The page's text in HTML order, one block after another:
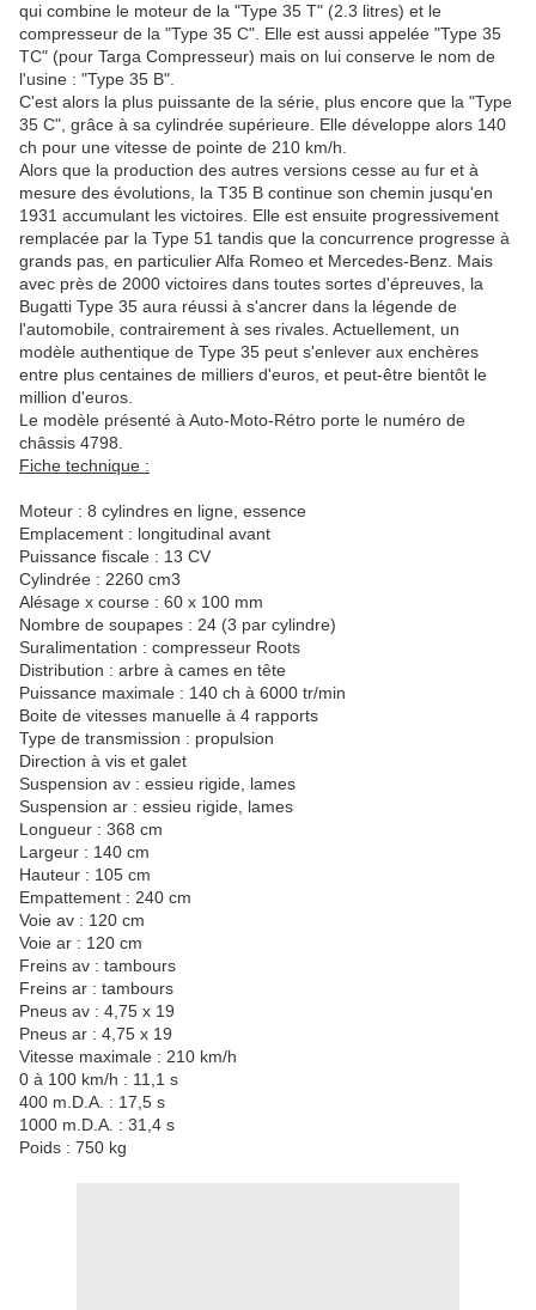
qui combine le moteur de la "Type 35 T" (2.3 litres) et le
compresseur de la "Type 35 C". Elle est aussi appelée "Type 35
TC" (pour Targa Compresseur) mais on lui conserve le nom de
l'usine : "Type 35 B".
C'est alors la plus puissante de la série, plus encore que la "Type
35 C", grâce à sa cylindrée supérieure. Elle développe alors 140
ch pour une vitesse de pointe de 210 km/h.
Alors que la production des autres versions cesse au fur et à
mesure des évolutions, la T35 B continue son chemin jusqu'en
1931 accumulant les victoires. Elle est ensuite progressivement
remplacée par la Type 51 tandis que la concurrence progresse à
grands pas, en particulier Alfa Romeo et Mercedes-Benz. Mais
avec près de 2000 victoires dans toutes sortes d'épreuves, la
Bugatti Type 35 aura réussi à s'ancrer dans la légende de
l'automobile, contrairement à ses rivales. Actuellement, un
modèle authentique de Type 35 peut s'enlever aux enchères
entre plus centaines de milliers d'euros, et peut-être bientôt le
million d'euros.
Le modèle présenté à Auto-Moto-Rétro porte le numéro de
châssis 4798.
Fiche technique :
Moteur : 8 cylindres en ligne, essence
Emplacement : longitudinal avant
Puissance fiscale : 13 CV
Cylindrée : 2260 cm3
Alésage x course : 60 x 100 mm
Nombre de soupapes : 24 (3 par cylindre)
Suralimentation : compresseur Roots
Distribution : arbre à cames en tête
Puissance maximale : 140 ch à 6000 tr/min
Boite de vitesses manuelle à 4 rapports
Type de transmission : propulsion
Direction à vis et galet
Suspension av : essieu rigide, lames
Suspension ar : essieu rigide, lames
Longueur : 368 cm
Largeur : 140 cm
Hauteur : 105 cm
Empattement : 240 cm
Voie av : 120 cm
Voie ar : 120 cm
Freins av : tambours
Freins ar : tambours
Pneus av : 4,75 x 19
Pneus ar : 4,75 x 19
Vitesse maximale : 210 km/h
0 à 100 km/h : 11,1 s
400 m.D.A. : 17,5 s
1000 m.D.A. : 31,4 s
Poids : 750 kg